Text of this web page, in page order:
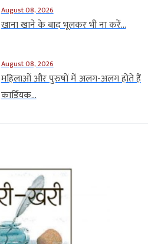
August 08, 2026
खाना खाने के बाद भूलकर भी ना करें...
August 08, 2026
महिलाओं और पुरुषों में अलग-अलग होते हैं
कार्डियक...